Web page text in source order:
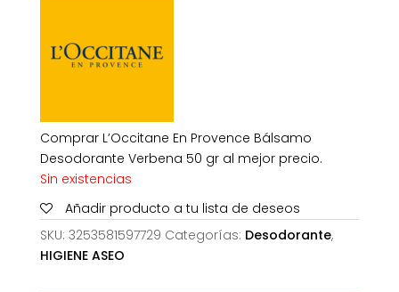
Comprar L’Occitane En Provence Bálsamo
Desodorante Verbena 50 gr al mejor precio.
Sin existencias
Añadir producto a tu lista de deseos
SKU: 3253581597729 Categorías: Desodorante,
HIGIENE ASEO